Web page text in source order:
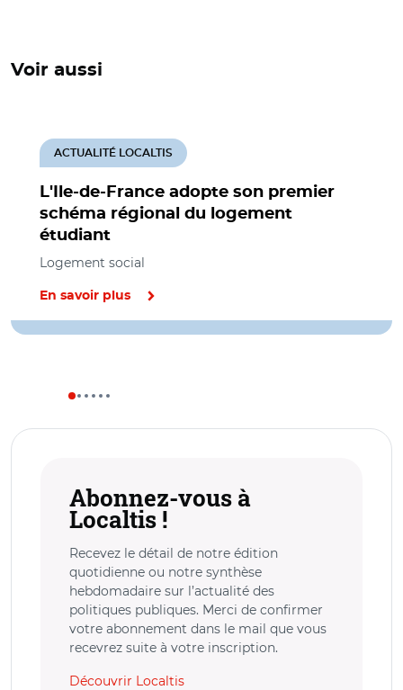
Voir aussi
L'Ile-de-France adopte son premier
schéma régional du logement
étudiant
ACTUALITÉ LOCALTIS
Logement social
En savoir plus
Abonnez-vous à
Localtis !
Recevez le détail de notre édition
quotidienne ou notre synthèse
hebdomadaire sur l’actualité des
politiques publiques. Merci de confirmer
votre abonnement dans le mail que vous
recevrez suite à votre inscription.
Découvrir Localtis